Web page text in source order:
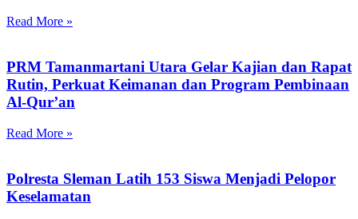
Read More »
PRM Tamanmartani Utara Gelar Kajian dan Rapat
Rutin, Perkuat Keimanan dan Program Pembinaan
Al-Qur’an
Read More »
Polresta Sleman Latih 153 Siswa Menjadi Pelopor
Keselamatan